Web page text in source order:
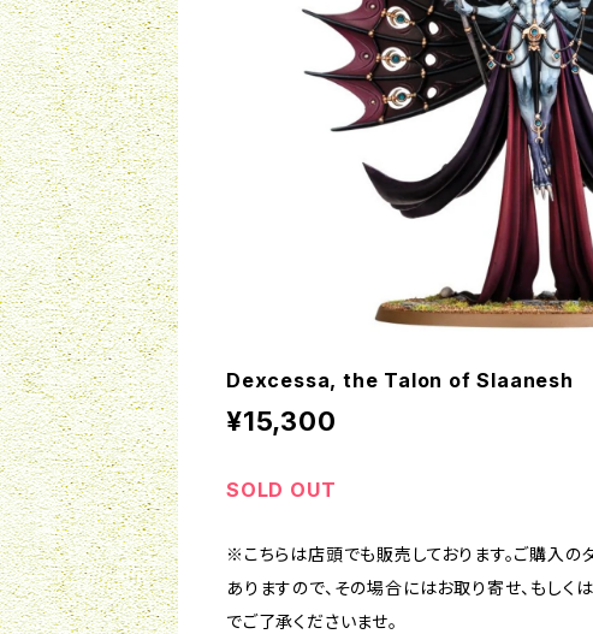
Dexcessa, the Talon of Slaanesh
¥15,300
SOLD OUT
※こちらは店頭でも販売しております。ご購入
ありますので、その場合にはお取り寄せ、もし
でご了承くださいませ。